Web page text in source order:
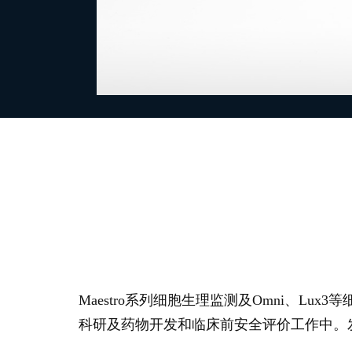
Maestro系列细胞生理监测及Omni、Lux3
科研及药物开发和临床前安全评价工作中